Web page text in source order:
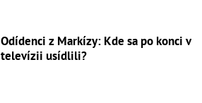
Odídenci z Markízy: Kde sa po konci v
televízii usídlili?